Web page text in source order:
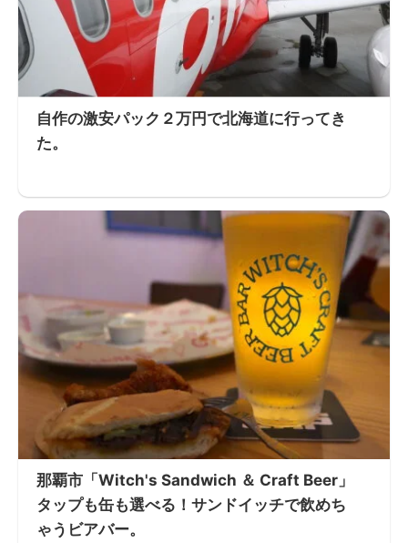
自作の激安パック２万円で北海道に行ってき
た。
那覇市「Witch's Sandwich ＆ Craft Beer」
タップも缶も選べる！サンドイッチで飲めち
ゃうビアバー。